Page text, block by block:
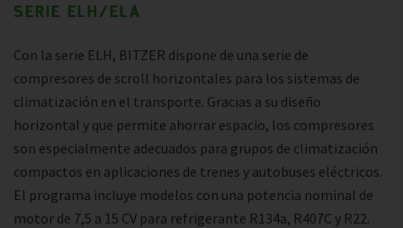
SERIE ELH/ELA
Con la serie ELH, BITZER dispone de una serie de
compresores de scroll horizontales para los sistemas de
climatización en el transporte. Gracias a su diseño
horizontal y que permite ahorrar espacio, los compresores
son especialmente adecuados para grupos de climatización
compactos en aplicaciones de trenes y autobuses eléctricos.
El programa incluye modelos con una potencia nominal de
motor de 7,5 a 15 CV para refrigerante R134a, R407C y R22.